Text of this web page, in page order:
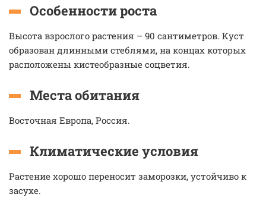
Особенности роста
Высота взрослого растения – 90 сантиметров. Куст
образован длинными стеблями, на концах которых
расположены кистеобразные соцветия.
Места обитания
Восточная Европа, Россия.
Климатические условия
Растение хорошо переносит заморозки, устойчиво к
засухе.